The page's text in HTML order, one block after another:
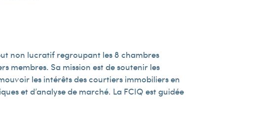
non lucratif regroupant les 8 chambres
membres. Sa mission est de soutenir les
les intérêts des courtiers immobiliers en
et d’analyse de marché. La FCIQ est guidée